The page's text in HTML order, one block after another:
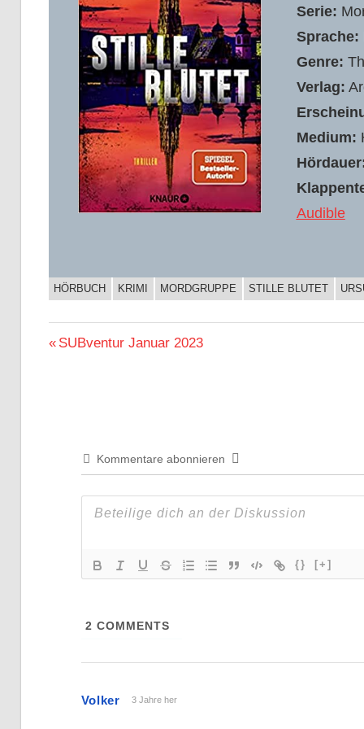
Serie:
Sprache:
Genre:
Verlag:
Medium:
Audible
BUCHIGES
HÖRBUCH KRIMI MORDGRUPPE STILLE BLUTET
Beitragsnavigation
Vorheriger
SUBventur Januar 2023
Kommentare abonnieren
{} [+]
2 COMMENTS
Volker 3 Jahre her